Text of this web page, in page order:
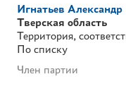
Игнатьев
Тверская область
Территория,
По списку
Член партии